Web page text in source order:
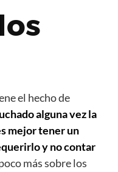
el hecho de
alguna vez la
mejor tener un
y no contar
más sobre los